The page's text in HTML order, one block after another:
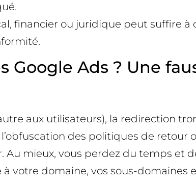
financier ou juridique peut suffire à
Google Ads ? Une
aux utilisateurs), la redirection
des politiques de
mieux, vous perdez du temps et
votre domaine, vos sous-domaines